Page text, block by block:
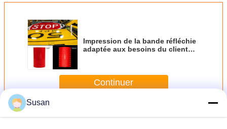
Impression de la bande réfléchie
adaptée aux besoins du client
Continuer
PlusRecouvrement réfléchi prismatique de forte intensité
Susan